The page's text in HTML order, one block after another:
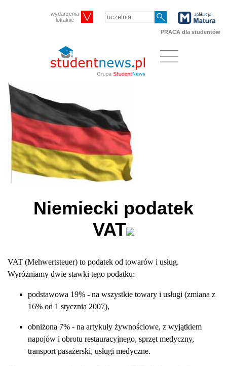
wydarzenia
lokalnie
PRACA dla studentów
Niemiecki podatek
VAT
VAT (Mehwertsteuer) to podatek od towarów i usług.
Wyróżniamy dwie stawki tego podatku:
podstawowa 19% - na wszystkie towary i usługi (zmiana z
16% od 1 stycznia 2007),
obniżona 7% - na artykuły żywnościowe, z wyjątkiem
napojów i obrotu restauracyjnego, sprzęt medyczny,
transport pasażerski, usługi medyczne.